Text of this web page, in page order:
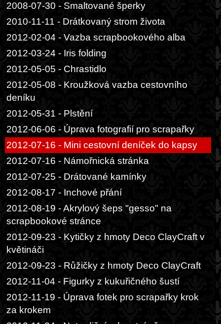
2008-07-30 - Smaltované šperky
2010-11-11 - Drátkovaný strom života
2012-02-04 - Vazba scrapbookového alba
2012-03-24 - Iris folding
2012-05-05 - Chrastidlo
2012-05-08 - Kroužková vazba cestovního
deníku
2012-05-31 - Plstění
2012-06-06 - Úprava fotografií pro scrapařky
2012-07-16 - Mini cestovní deníček do kapsy
2012-07-16 - Námořnická stránka
2012-07-25 - Drátované kamínky
2012-08-17 - Inchové přání
2012-08-19 - Akrylový šeps "gesso" na
scrapbookové stránce
2012-09-23 - Kytičky z hmoty Deco ClayCraft v
květináči
2012-09-23 - Růžičky z hmoty Deco ClayCraft
2012-11-04 - Figurky z kukuřičného šustí
2012-11-19 - Úprava fotek pro scrapařky krok
za krokem